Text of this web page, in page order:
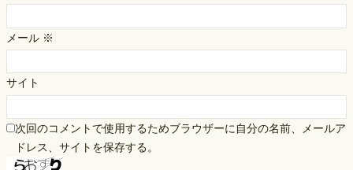
メール ※
サイト
次回のコメントで使用するためブラウザーに自分の名前、メールア
ドレス、サイトを保存する。